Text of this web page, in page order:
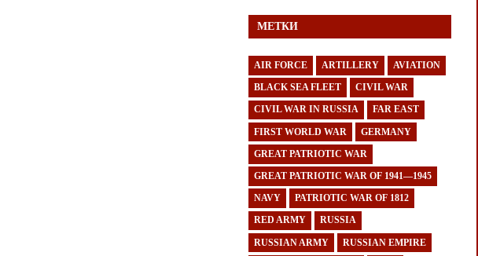
МЕТКИ
AIR FORCE ARTILLERY AVIATION
BLACK SEA FLEET CIVIL WAR
CIVIL WAR IN RUSSIA FAR EAST
FIRST WORLD WAR GERMANY
GREAT PATRIOTIC WAR
GREAT PATRIOTIC WAR OF 1941—1945
NAVY PATRIOTIC WAR OF 1812
RED ARMY RUSSIA
RUSSIAN ARMY RUSSIAN EMPIRE